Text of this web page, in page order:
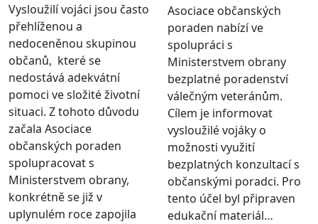
Vysloužilí vojáci jsou často
přehlíženou a
nedoceněnou skupinou
občanů, které se
nedostává adekvátní
pomoci ve složité životní
situaci. Z tohoto důvodu
začala Asociace
občanských poraden
spolupracovat s
Ministerstvem obrany,
konkrétně se již v
uplynulém roce zapojila
Asociace občanských
poraden nabízí ve
spolupráci s
Ministerstvem obrany
bezplatné poradenství
válečným veteránům.
Cílem je informovat
vysloužilé vojáky o
možnosti využití
bezplatných konzultací s
občanskými poradci. Pro
tento účel byl připraven
edukační materiál…